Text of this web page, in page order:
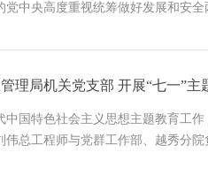
党中央高度重视统筹做好发展和安
理局机关党支部 开展“七一”主
中国特色社会主义思想主题教育工
伟总工程师与党群工作部、越秀分